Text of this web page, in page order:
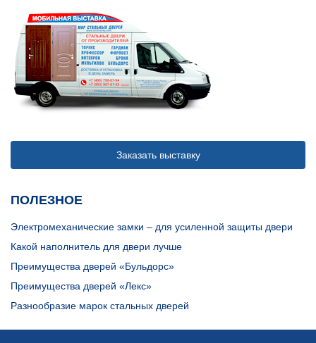
Заказать выставку
ПОЛЕЗНОЕ
Электромеханические замки – для усиленной защиты двери
Какой наполнитель для двери лучше
Преимущества дверей «Бульдорс»
Преимущества дверей «Лекс»
Разнообразие марок стальных дверей